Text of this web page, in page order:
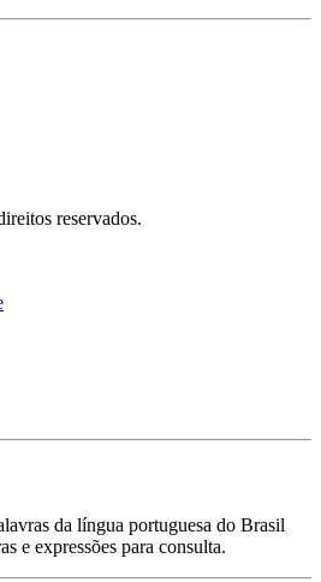
reservados.
da língua portuguesa do Brasil
e expressões para consulta.